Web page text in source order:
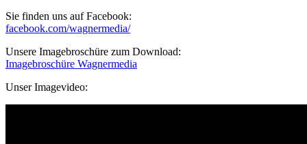
Sie finden uns auf Facebook:
facebook.com/wagnermedia/
Unsere Imagebroschüre zum Download:
Imagebroschüre Wagnermedia
Unser Imagevideo: